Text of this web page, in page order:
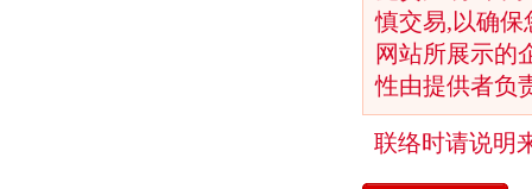
慎交易,以确
网站所展示的
性由提供者负
联络时请说明